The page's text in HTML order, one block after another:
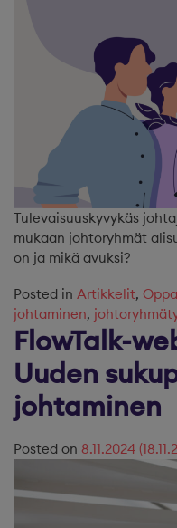
Tulevaisuuskyvykäs
mukaan johtoryhmät
on ja mikä avuksi?
Posted in Artikkelit,
johtaminen,
FlowTalk-
Uuden
johtaminen
Posted on 8.11.2024